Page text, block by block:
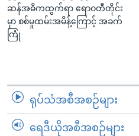
ဆန်အဓိကထွက်ရာ ဧရာဝတီတိုင်း
မှာ စစ်မှုထမ်းအမိန့်ကြောင့် အခက်
ကြုံ
ရုပ်သံအစီအစဉ်များ
ရေဒီယိုအစီအစဉ်များ